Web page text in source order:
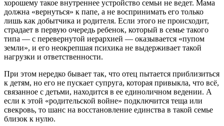
хорошему такое внутреннее устройство семьи не ведет. Мама
должна «вернуться» к папе, а не воспринимать его только
лишь как добытчика и родителя. Если этого не происходит,
страдает в первую очередь ребенок, который в семье такого
типа — с перевернутой иерархией — оказывается «пупом
земли», и его неокрепшая психика не выдерживает такой
нагрузки и ответственности.
При этом нередко бывает так, что отец пытается приблизиться
к детям, но его не пускает супруга, которая привыкла, что всё,
связанное с детьми, находится в ее единоличном ведении. А
если к этой «родительской войне» подключится теща или
свекровь, то шанс на восстановление единства в такой семье
близок к нулю.